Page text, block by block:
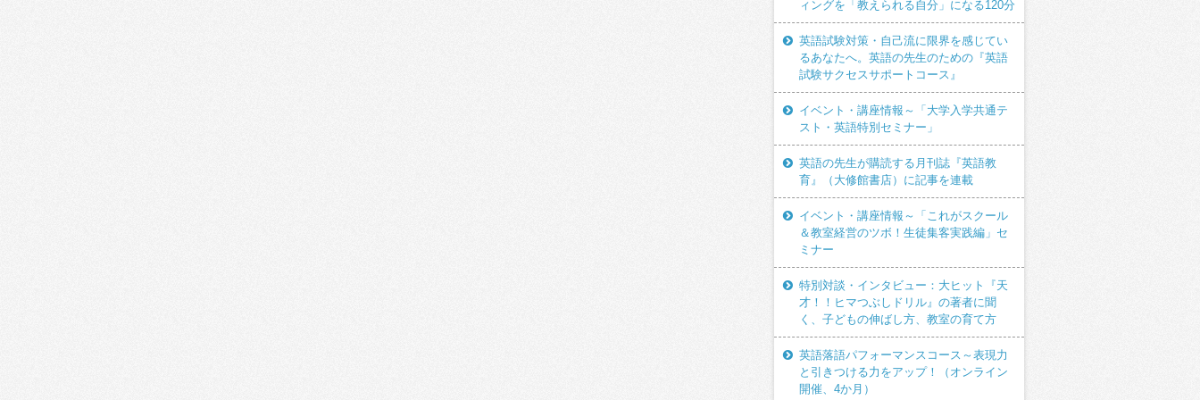
ィングを「教えられる自分」になる120分
英語試験対策・自己流に限界を感じてい
るあなたへ。英語の先生のための『英語
試験サクセスサポートコース』
イベント・講座情報～「大学入学共通テ
スト・英語特別セミナー」
英語の先生が購読する月刊誌『英語教
育』（大修館書店）に記事を連載
イベント・講座情報～「これがスクール
＆教室経営のツボ！生徒集客実践編」セ
ミナー
特別対談・インタビュー：大ヒット『天
才！！ヒマつぶしドリル』の著者に聞
く、子どもの伸ばし方、教室の育て方
英語落語パフォーマンスコース～表現力
と引きつける力をアップ！（オンライン
開催、4か月）